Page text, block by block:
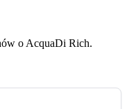
o AcquaDi Rich.